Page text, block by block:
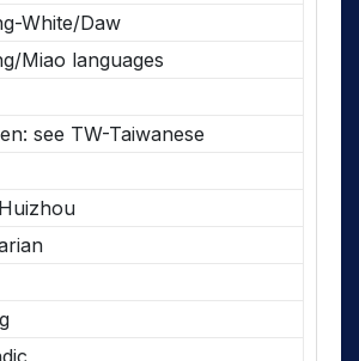
White/Daw
Miao languages
see TW-Taiwanese